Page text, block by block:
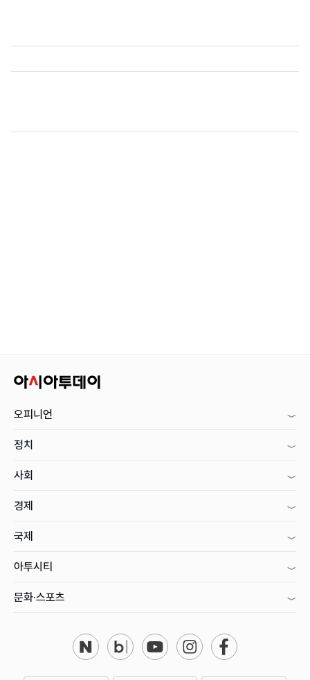
오피니언
정치
사회
경제
국제
아투시티
문화·스포츠